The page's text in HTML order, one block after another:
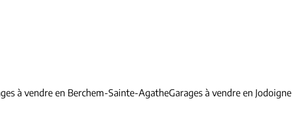
à vendre en Berchem-Sainte-AgatheGarages à vendre en Jodoigne